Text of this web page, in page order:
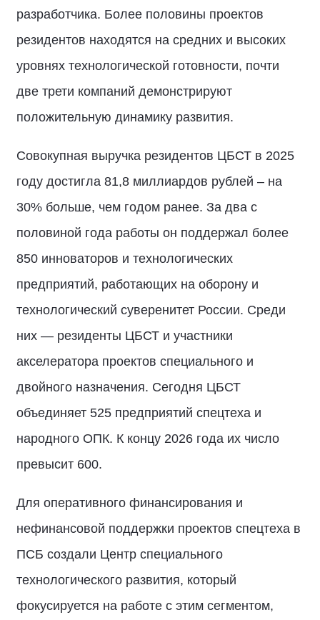
разработчика. Более половины проектов
резидентов находятся на средних и высоких
уровнях технологической готовности, почти
две трети компаний демонстрируют
положительную динамику развития.
Совокупная выручка резидентов ЦБСТ в 2025
году достигла 81,8 миллиардов рублей – на
30% больше, чем годом ранее. За два с
половиной года работы он поддержал более
850 инноваторов и технологических
предприятий, работающих на оборону и
технологический суверенитет России. Среди
них — резиденты ЦБСТ и участники
акселератора проектов специального и
двойного назначения. Сегодня ЦБСТ
объединяет 525 предприятий спецтеха и
народного ОПК. К концу 2026 года их число
превысит 600.
Для оперативного финансирования и
нефинансовой поддержки проектов спецтеха в
ПСБ создали Центр специального
технологического развития, который
фокусируется на работе с этим сегментом,